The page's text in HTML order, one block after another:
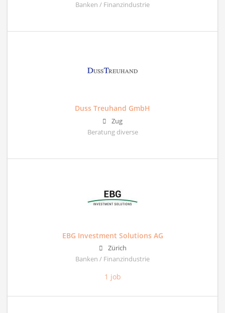
Banken / Finanzindustrie
Duss Treuhand GmbH
Zug
Beratung diverse
EBG Investment Solutions AG
Zürich
Banken / Finanzindustrie
1 job